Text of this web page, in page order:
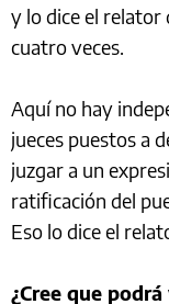
y lo dice el relator
cuatro veces.
Aquí no hay
jueces puestos a
juzgar a un
ratificación del
Eso lo dice el
¿Cree que